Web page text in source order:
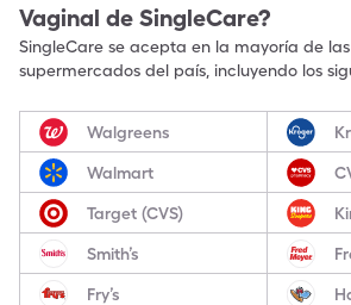
Vaginal de SingleCare?
SingleCare se acepta en la mayoría de
supermercados del país, incluyendo los
Walgreens
Walmart
Target (CVS)
Smith’s
Fry’s